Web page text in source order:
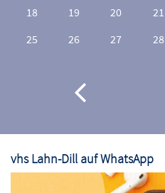
18 19 20 21
25
26 27 28
vhs Lahn-Dill auf WhatsApp